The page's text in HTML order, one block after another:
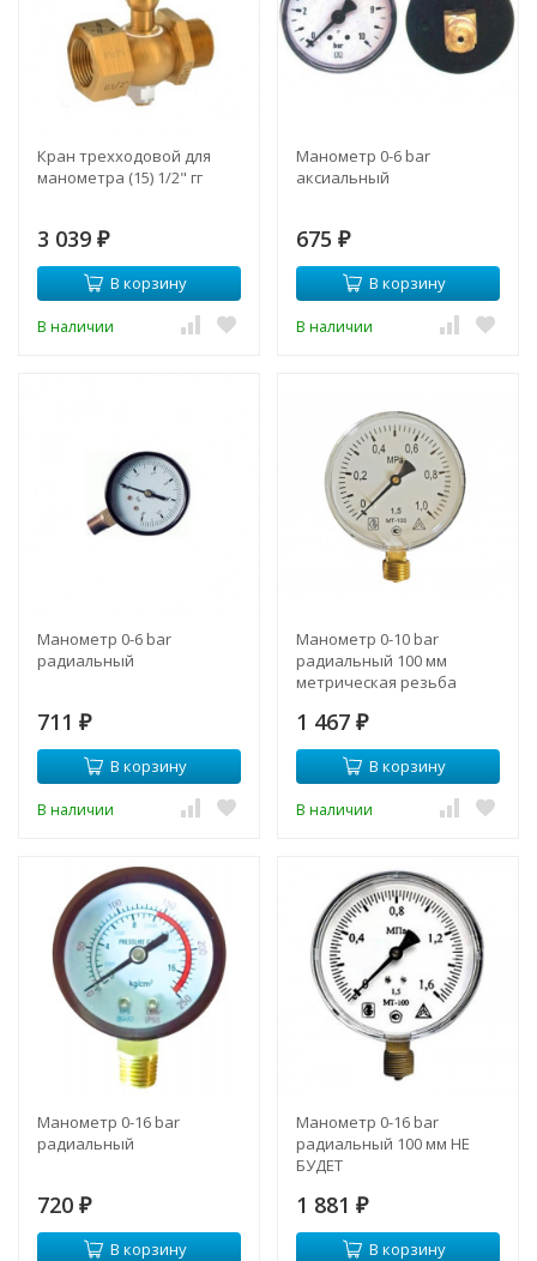
Кран трехходовой для
манометра (15) 1/2" гг
3 039 ₽
В корзину
В наличии
Манометр 0-6 bar
аксиальный
675 ₽
В корзину
В наличии
Манометр 0-6 bar
радиальный
711 ₽
В корзину
В наличии
Манометр 0-10 bar
радиальный 100 мм
метрическая резьба
1 467 ₽
В корзину
В наличии
Манометр 0-16 bar
радиальный
720 ₽
В корзину
Манометр 0-16 bar
радиальный 100 мм НЕ
БУДЕТ
1 881 ₽
В корзину